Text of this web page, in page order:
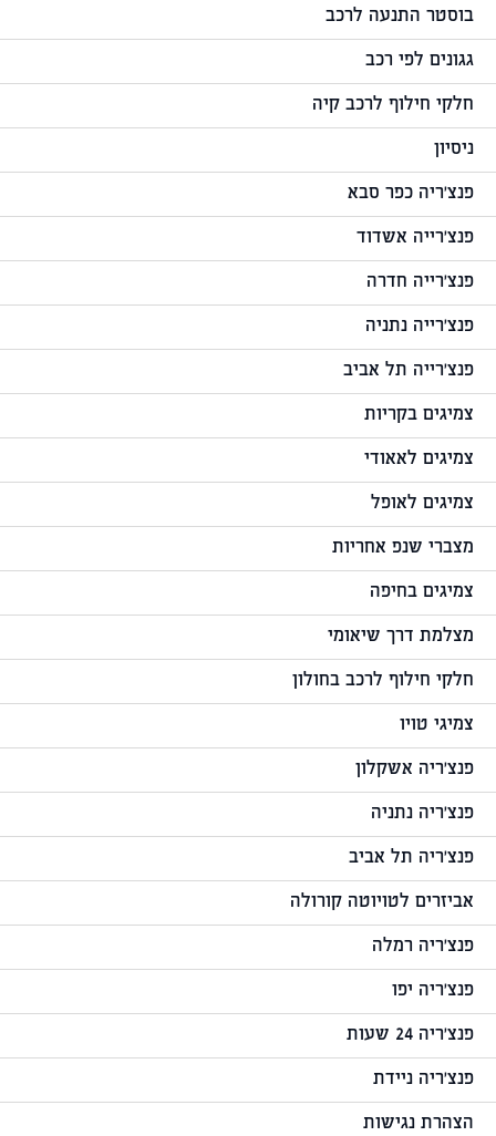
בוסטר התנעה לרכב
גגונים לפי רכב
חלקי חילוף לרכב קיה
ניסיון
פנצ'ריה כפר סבא
פנצ'רייה אשדוד
פנצ'רייה חדרה
פנצ'רייה נתניה
פנצ'רייה תל אביב
צמיגים בקריות
צמיגים לאאודי
צמיגים לאופל
מצברי שנפ אחריות
צמיגים בחיפה
מצלמת דרך שיאומי
חלקי חילוף לרכב בחולון
צמיגי טויו
פנצ'ריה אשקלון
פנצ'ריה נתניה
פנצ'ריה תל אביב
אביזרים לטויוטה קורולה
פנצ'ריה רמלה
פנצ'ריה יפו
פנצ'ריה 24 שעות
פנצ'ריה ניידת
הצהרת נגישות